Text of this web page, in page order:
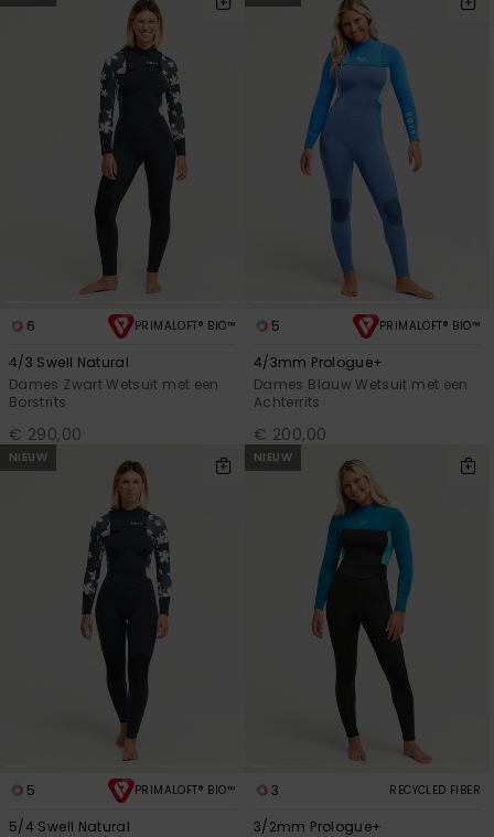
6 PRIMALOFT® BIO™
4/3 Swell Natural
Dames Zwart Wetsuit met een
Borstrits
€ 290,00
5 PRIMALOFT® BIO™
4/3mm Prologue+
Dames Blauw Wetsuit met een
Achterrits
€ 200,00
NIEUW
5 PRIMALOFT® BIO™
5/4 Swell Natural
NIEUW
3 RECYCLED FIBER
3/2mm Prologue+